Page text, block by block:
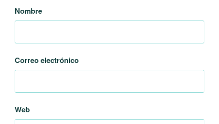
Nombre
Correo electrónico
Web